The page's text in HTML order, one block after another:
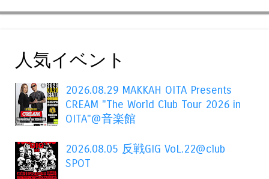
人気イベント
2026.08.29 MAKKAH OITA Presents
CREAM "The World Club Tour 2026 in
OITA"@音楽館
2026.08.05 反戦GIG VoL.22@club
SPOT